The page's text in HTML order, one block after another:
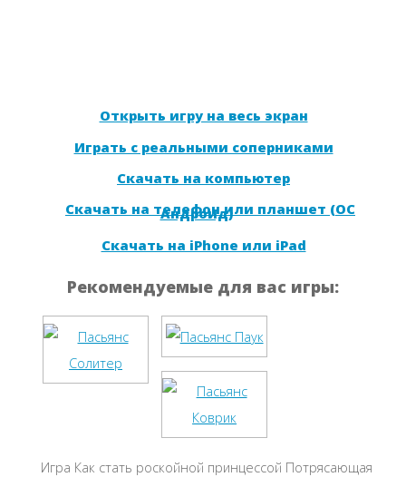
Открыть игру на весь экран
Играть с реальными соперниками
Скачать на компьютер
Скачать на телефон или планшет (ОС
Андроид)
Скачать на iPhone или iPad
Рекомендуемые для вас игры:
Игра Как стать роскойной принцессой Потрясающая